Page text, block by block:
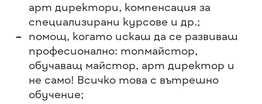
арт директори, компенсация за
специализирани курсове и др.;
помощ, когато искаш да се развиваш
професионално: топмайстор,
обучаващ майстор, арт директор и
не само! Всичко това с вътрешно
обучение;